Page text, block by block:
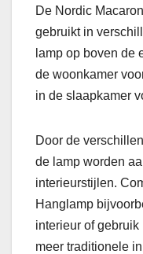
De Nordic
gebruikt in
lamp op boven de
de woonkamer
in de slaapkamer
Door de
de lamp worden
interieurstijlen.
Hanglamp
interieur of
meer traditionele